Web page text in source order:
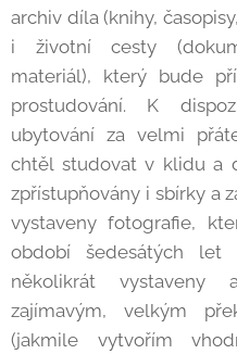
archiv díla (knihy,
i životní cesty
materiál), který bude
prostudování. K
ubytování za velmi
chtěl studovat v klidu a
zpřístupňovány i sbírky a
vystaveny fotografie,
období šedesátých
několikrát
zajímavým, velkým
(jakmile vytvořím